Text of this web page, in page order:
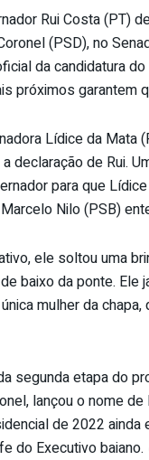
Rui Costa (PT)
(PSD), no
da candidatura
próximos garantem
Lídice da Mata
declaração de Rui.
para que
Nilo (PSB)
ele soltou uma
baixo da ponte.
mulher da
segunda etapa do
lançou o nome
de 2022
do Executivo baiano.